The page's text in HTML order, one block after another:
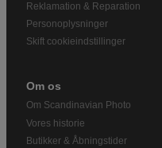
Reklamation & Reparation
Personoplysninger
Skift cookieindstillinger
Om os
Om Scandinavian Photo
Vores historie
Butikker & Åbningstider